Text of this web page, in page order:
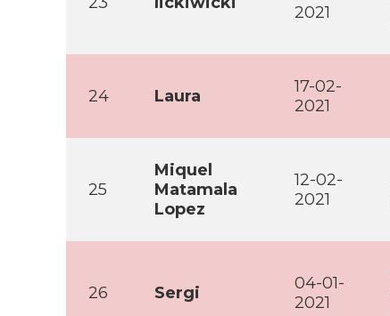
2021
24 Laura
17-02-
2021
25
Miquel
Matamala
Lopez
12-02-
2021
26 Sergi
04-01-
2021